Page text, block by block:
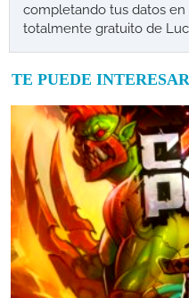
completando tus datos en
totalmente gratuito de
TE PUEDE INTERESAR